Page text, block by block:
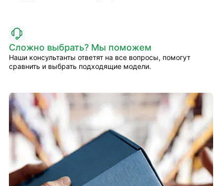
Сложно выбрать? Мы поможем
Наши консультанты ответят на все вопросы, помогут
сравнить и выбрать подходящие модели.